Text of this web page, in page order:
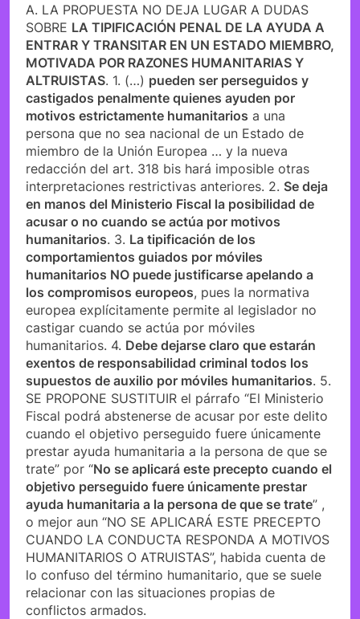
A. LA PROPUESTA NO DEJA LUGAR A DUDAS
SOBRE LA TIPIFICACIÓN PENAL DE LA AYUDA A
ENTRAR Y TRANSITAR EN UN ESTADO MIEMBRO,
MOTIVADA POR RAZONES HUMANITARIAS Y
ALTRUISTAS. 1. (…) pueden ser perseguidos y
castigados penalmente quienes ayuden por
motivos estrictamente humanitarios a una
persona que no sea nacional de un Estado de
miembro de la Unión Europea … y la nueva
redacción del art. 318 bis hará imposible otras
interpretaciones restrictivas anteriores. 2. Se deja
en manos del Ministerio Fiscal la posibilidad de
acusar o no cuando se actúa por motivos
humanitarios. 3. La tipificación de los
comportamientos guiados por móviles
humanitarios NO puede justificarse apelando a
los compromisos europeos, pues la normativa
europea explícitamente permite al legislador no
castigar cuando se actúa por móviles
humanitarios. 4. Debe dejarse claro que estarán
exentos de responsabilidad criminal todos los
supuestos de auxilio por móviles humanitarios. 5.
SE PROPONE SUSTITUIR el párrafo “El Ministerio
Fiscal podrá abstenerse de acusar por este delito
cuando el objetivo perseguido fuere únicamente
prestar ayuda humanitaria a la persona de que se
trate” por “No se aplicará este precepto cuando el
objetivo perseguido fuere únicamente prestar
ayuda humanitaria a la persona de que se trate” ,
o mejor aun “NO SE APLICARÁ ESTE PRECEPTO
CUANDO LA CONDUCTA RESPONDA A MOTIVOS
HUMANITARIOS O ATRUISTAS”, habida cuenta de
lo confuso del término humanitario, que se suele
relacionar con las situaciones propias de
conflictos armados.